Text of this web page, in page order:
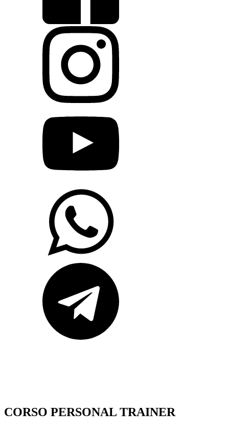
CORSO PERSONAL TRAINER